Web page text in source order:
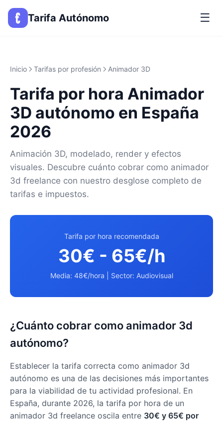
Tarifa Autónomo ☰
Inicio Tarifas por profesión Animador 3D
Tarifa por hora Animador
3D autónomo en España
2026
Animación 3D, modelado, render y efectos
visuales. Descubre cuánto cobrar como animador
3d freelance con nuestro desglose completo de
tarifas e impuestos.
Tarifa por hora recomendada
30€ - 65€/h
Media: 48€/hora | Sector: Audiovisual
¿Cuánto cobrar como animador 3d
autónomo?
Establecer la tarifa correcta como animador 3d
autónomo es una de las decisiones más importantes
para la viabilidad de tu actividad profesional. En
España, durante 2026, la tarifa por hora de un
animador 3d freelance oscila entre 30€ y 65€ por